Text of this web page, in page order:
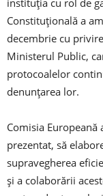
instituţia cu rol de
Constituţională a
decembrie cu
Ministerul Public,
protocoalelor
denunţarea lor.
Comisia
prezentat, să
supravegherea
şi a colaborării